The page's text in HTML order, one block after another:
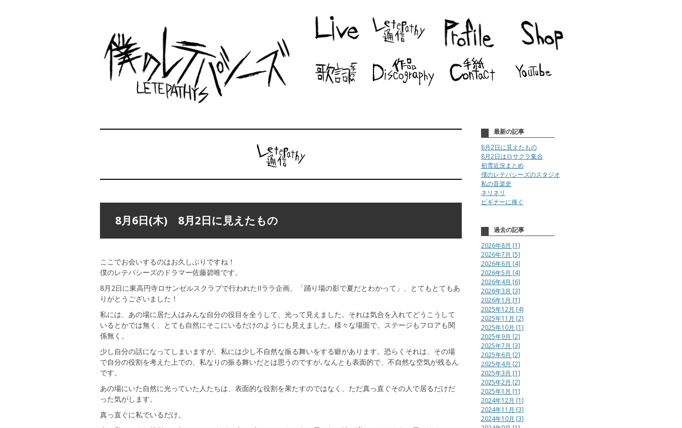
8月6日(木) 8月2日に見えたもの
ここでお会いするのはお久しぶりですね！
僕のレテパシーズのドラマー佐藤碧唯です。
8月2日に東高円寺ロサンゼルスクラブで行われたIIララ企画、「踊り場の影で夏だとわかって」、とてもとてもあ
りがとうございました！
私には、あの場に居た人はみんな自分の役目を全うして、光って見えました。それは気合を入れてどうこうして
いるとかでは無く、とても自然にそこにいるだけのようにも見えました。様々な場面で。ステージもフロアも関
係無く。
少し自分の話になってしまいますが、私には少し不自然な振る舞いをする癖があります。恐らくそれは、その場
で自分の役割を考えた上での、私なりの振る舞いだとは思うのですが､なんとも表面的で、不自然な空気が残るん
です。
あの場にいた自然に光っていた人たちは、表面的な役割を果たすのではなく、ただ真っ直ぐその人で居るだけだ
った気がします。
真っ直ぐに私でいるだけ。
最新の記事
8月2日に見えたもの
8月2日はロサクラ集合
初雪近況まとめ
僕のレテパシーズのスタジオ
私の音楽史
ネリネリ
ビギナーに捧ぐ
過去の記事
2026年8月 [1]
2026年7月 [5]
2026年6月 [4]
2026年5月 [4]
2026年4月 [6]
2026年3月 [3]
2026年1月 [1]
2025年12月 [4]
2025年11月 [2]
2025年10月 [1]
2025年9月 [2]
2025年7月 [3]
2025年6月 [2]
2025年4月 [2]
2025年3月 [1]
2025年2月 [2]
2025年1月 [1]
2024年12月 [1]
2024年11月 [3]
2024年10月 [3]